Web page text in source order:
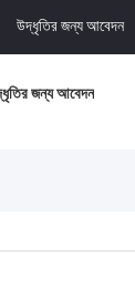
উদ্ধৃতির জন্য আবেদন
জন্য আবেদন